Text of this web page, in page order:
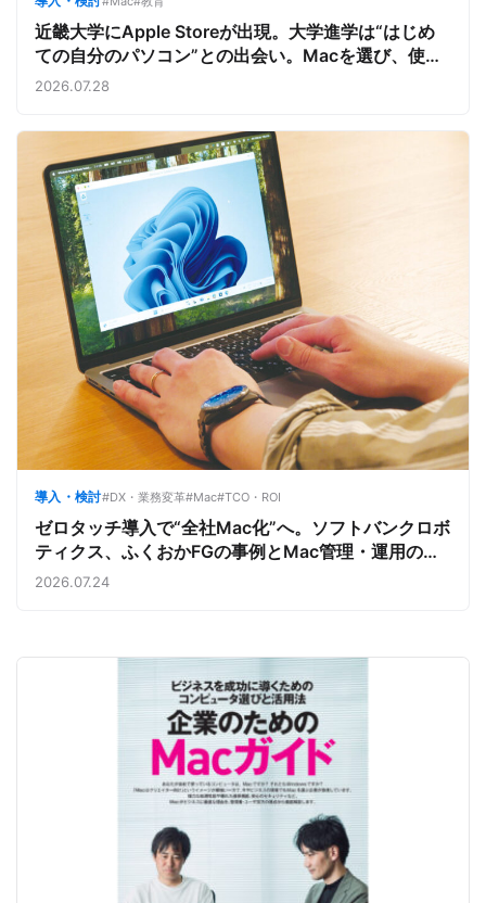
近畿大学にApple Storeが出現。大学進学は“はじめ
ての自分のパソコン”との出会い。Macを選び、使う
魅力と楽しさを、夏のオープンキャンパスでアピール
2026.07.28
導入・検討#DX・業務変革#Mac#TCO・ROI
ゼロタッチ導入で“全社Mac化”へ。ソフトバンクロボ
ティクス、ふくおかFGの事例とMac管理・運用の強
み【今週のAppleビジネストレンド】
2026.07.24